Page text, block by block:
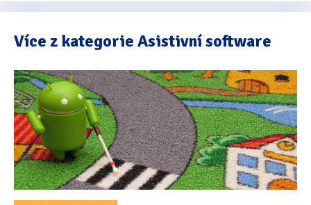
Více z kategorie Asistivní software